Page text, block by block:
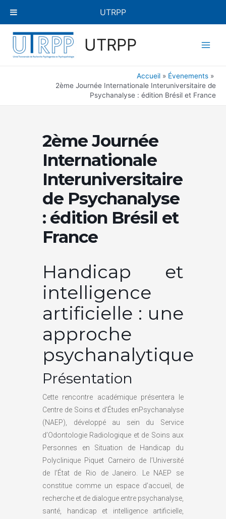
contenu
UTRPP
Accueil
Évenements
2ème Journée Internationale Interuniversitaire de
Psychanalyse : édition Brésil et France
2ème Journée
Internationale
Interuniversitaire
de Psychanalyse
: édition Brésil et
France
Handicap et
intelligence
artificielle : une
approche
psychanalytique
Présentation
Cette rencontre académique présentera le
Centre de Soins et d’Études enPsychanalyse
(NAEP), développé au sein du Service
d’Odontologie Radiologique et de Soins aux
Personnes en Situation de Handicap du
Polyclinique Piquet Carneiro de l’Université
de l’État de Rio de Janeiro. Le NAEP se
constitue comme un espace d’accueil, de
recherche et de dialogue entre psychanalyse,
santé, handicap et intelligence artificielle,
UTRPP